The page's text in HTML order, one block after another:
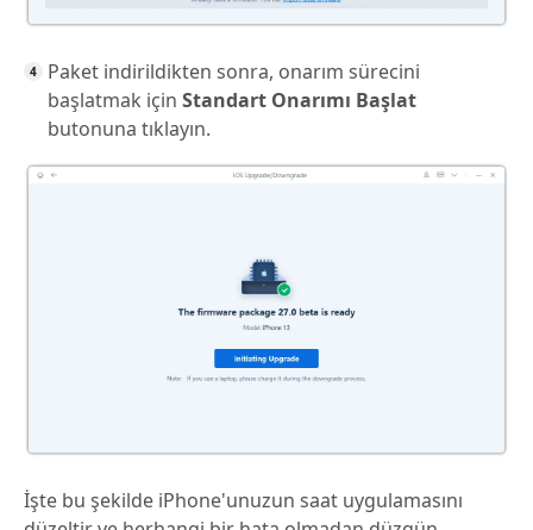
Paket indirildikten sonra, onarım sürecini
başlatmak için Standart Onarımı Başlat
butonuna tıklayın.
İşte bu şekilde iPhone'unuzun saat uygulamasını